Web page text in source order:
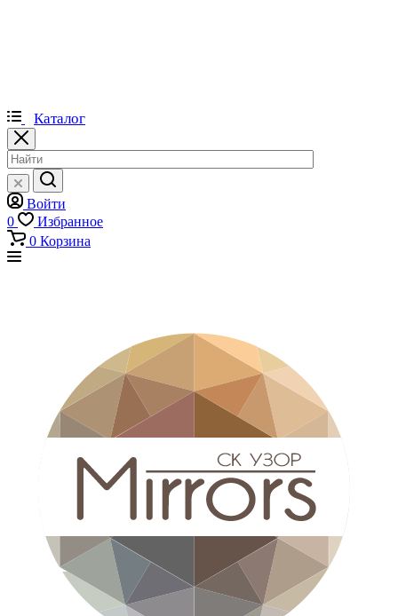
Каталог
Войти
0
Избранное
0 Корзина